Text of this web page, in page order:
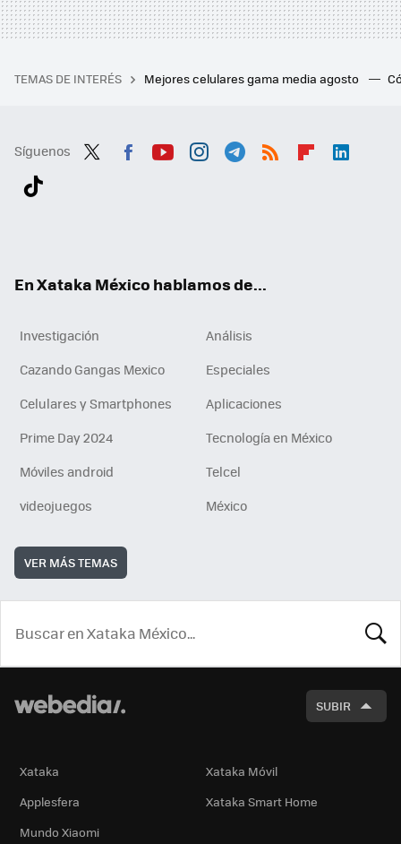
TEMAS DE INTERÉS Mejores celulares gama media agosto
Síguenos
En Xataka México hablamos de...
Investigación
Análisis
Cazando Gangas Mexico
Especiales
Celulares y Smartphones
Aplicaciones
Prime Day 2024
Tecnología en México
Móviles android
Telcel
videojuegos
México
VER MÁS TEMAS
SUBIR
Xataka
Xataka Móvil
Applesfera
Xataka Smart Home
Mundo Xiaomi